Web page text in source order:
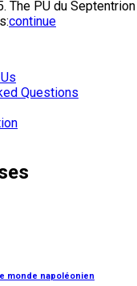
The PU du
continue
Questions
monde napoléonien